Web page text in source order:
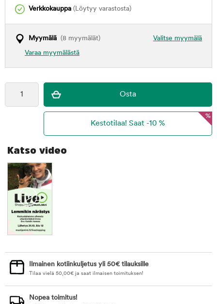
Verkkokauppa (Löytyy varastosta)
Valitse myymälä
Myymälä (8 myymälät)
Varaa myymälästä
%
Katso video
Ilmainen kotiinkuljetus yli 50€ tilauksille
Tilaa vielä 50,00€ ja saat ilmaisen toimituksen!
Nopea toimitus!